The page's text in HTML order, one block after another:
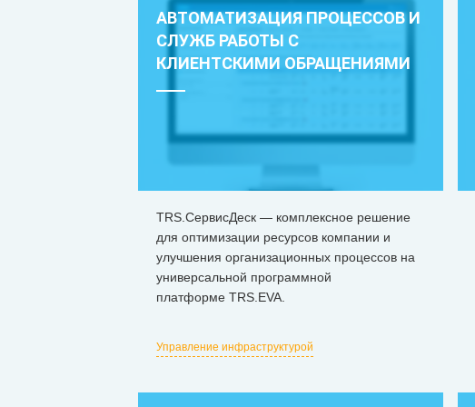
АВТОМАТИЗАЦИЯ ПРОЦЕССОВ И
СЛУЖБ РАБОТЫ С
КЛИЕНТСКИМИ ОБРАЩЕНИЯМИ
TRS.СервисДеск — комплексное решение
для оптимизации ресурсов компании и
улучшения организационных процессов на
универсальной программной
платформе ТRS.EVA.
Управление инфраструктурой